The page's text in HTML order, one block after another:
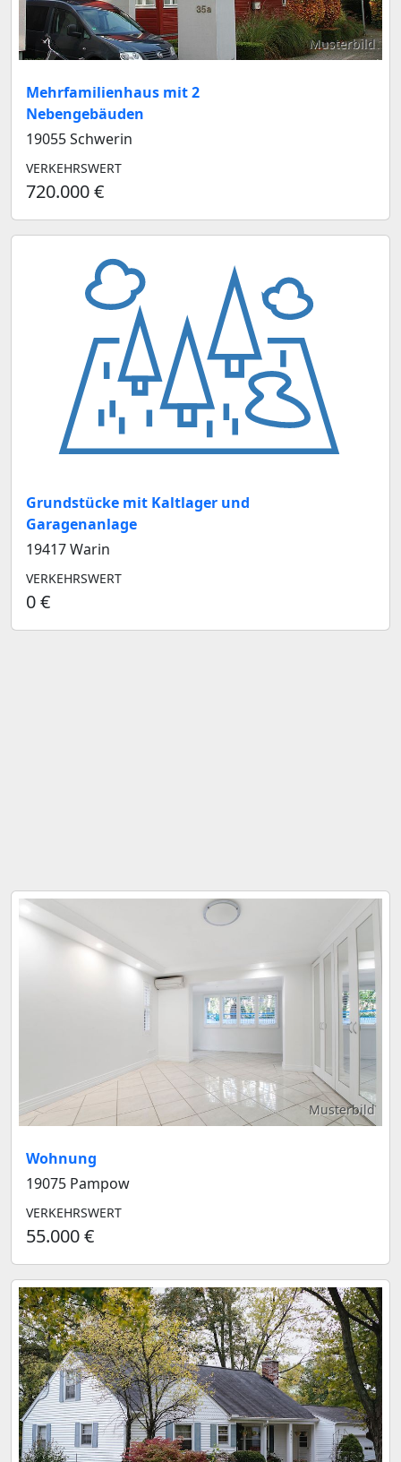
Musterbild
Mehrfamilienhaus mit 2
Nebengebäuden
19055 Schwerin
VERKEHRSWERT
720.000 €
Grundstücke mit Kaltlager und
Garagenanlage
19417 Warin
VERKEHRSWERT
0 €
Musterbild
Wohnung
19075 Pampow
VERKEHRSWERT
55.000 €